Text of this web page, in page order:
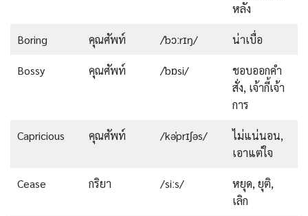
หลัง
Boring คุณศัพท์ /ˈbɔːrɪŋ/ น่าเบื่อ
Bossy คุณศัพท์ /ˈbɒsi/
ชอบออกคำ
สั่ง, เจ้ากี้เจ้า
การ
Capricious คุณศัพท์ /kəˈprɪʃəs/
ไม่แน่นอน,
เอาแต่ใจ
Cease กริยา /siːs/
หยุด, ยุติ,
เลิก